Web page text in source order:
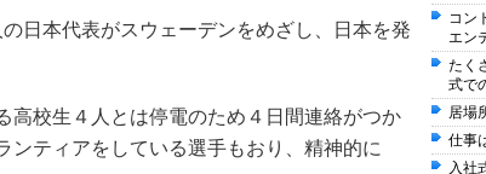
の日本代表がスウェーデンをめざし、日本を発
高校生４人とは停電のため４日間連絡がつか
ンティアをしている選手もおり、精神的に
コン
エン
たく
式で
居場
仕事
入社